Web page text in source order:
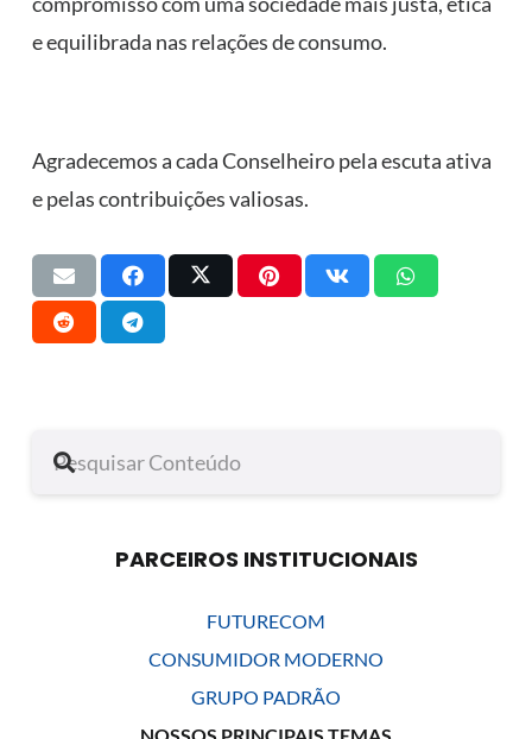
e equilibrada nas relações de consumo.
Agradecemos a cada Conselheiro pela escuta ativa
e pelas contribuições valiosas.
PARCEIROS INSTITUCIONAIS
FUTURECOM
CONSUMIDOR MODERNO
GRUPO PADRÃO
NOSSOS PRINCIPAIS TEMAS